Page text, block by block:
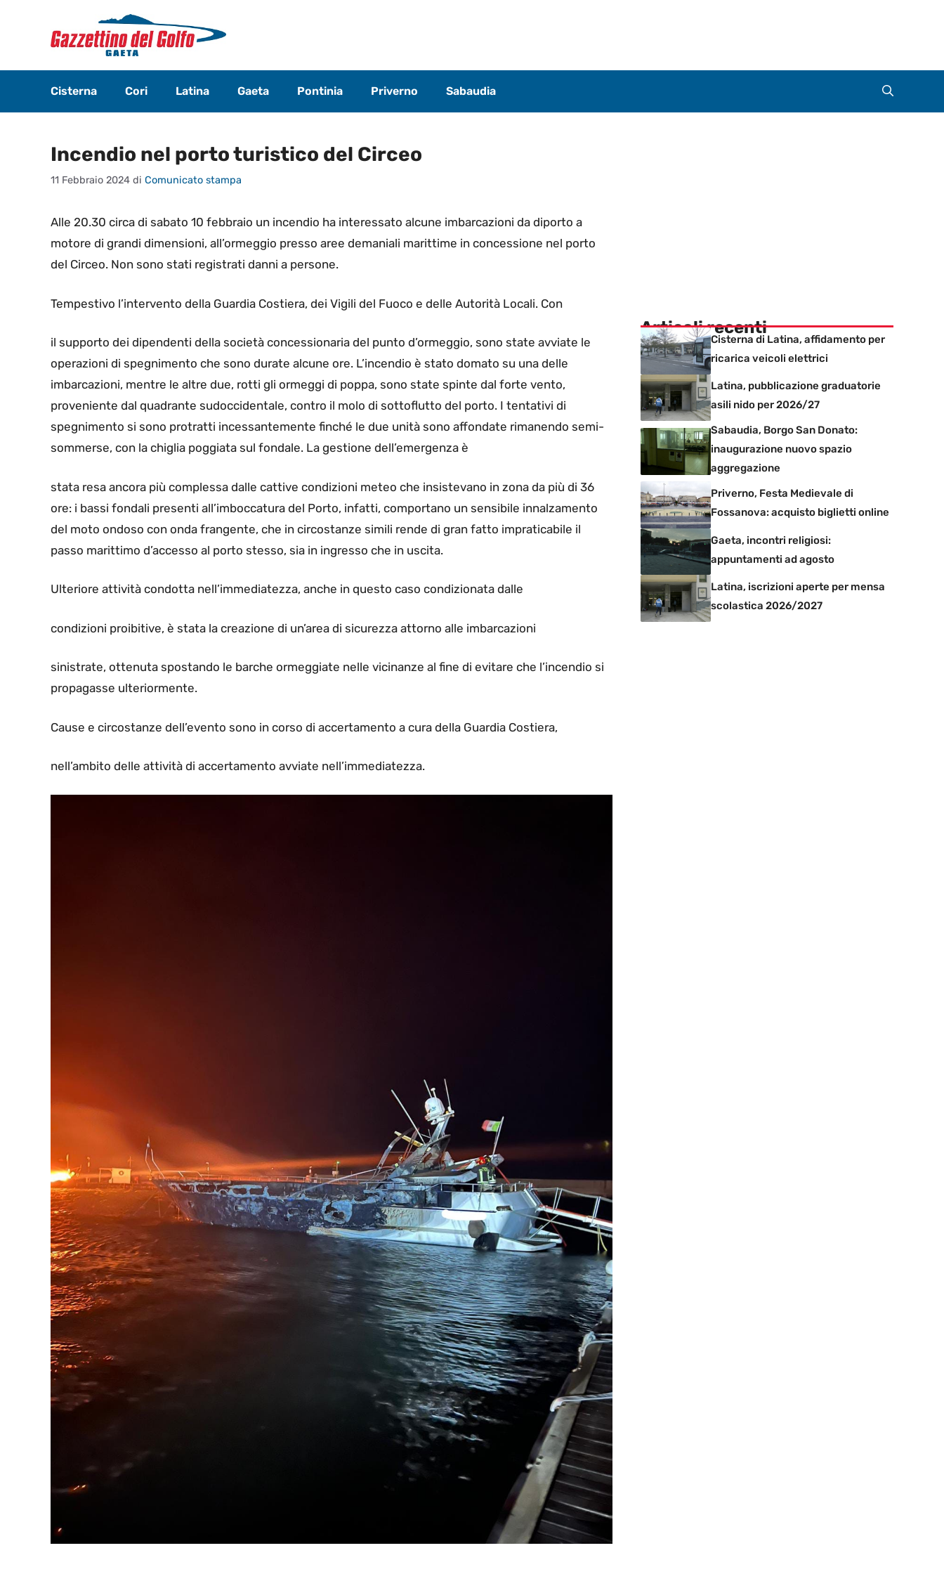
contenuto
Cisterna Cori Latina Gaeta Pontinia Priverno Sabaudia
Incendio nel porto turistico del Circeo
11 Febbraio 2024 di Comunicato stampa
Alle 20.30 circa di sabato 10 febbraio un incendio ha interessato alcune imbarcazioni da diporto a
motore di grandi dimensioni, all’ormeggio presso aree demaniali marittime in concessione nel porto
del Circeo. Non sono stati registrati danni a persone.
Tempestivo l’intervento della Guardia Costiera, dei Vigili del Fuoco e delle Autorità Locali. Con
il supporto dei dipendenti della società concessionaria del punto d’ormeggio, sono state avviate le
operazioni di spegnimento che sono durate alcune ore. L’incendio è stato domato su una delle
imbarcazioni, mentre le altre due, rotti gli ormeggi di poppa, sono state spinte dal forte vento,
proveniente dal quadrante sudoccidentale, contro il molo di sottoflutto del porto. I tentativi di
spegnimento si sono protratti incessantemente finché le due unità sono affondate rimanendo semi-
sommerse, con la chiglia poggiata sul fondale. La gestione dell’emergenza è
stata resa ancora più complessa dalle cattive condizioni meteo che insistevano in zona da più di 36
ore: i bassi fondali presenti all’imboccatura del Porto, infatti, comportano un sensibile innalzamento
del moto ondoso con onda frangente, che in circostanze simili rende di gran fatto impraticabile il
passo marittimo d’accesso al porto stesso, sia in ingresso che in uscita.
Ulteriore attività condotta nell’immediatezza, anche in questo caso condizionata dalle
condizioni proibitive, è stata la creazione di un’area di sicurezza attorno alle imbarcazioni
sinistrate, ottenuta spostando le barche ormeggiate nelle vicinanze al fine di evitare che l’incendio si
propagasse ulteriormente.
Cause e circostanze dell’evento sono in corso di accertamento a cura della Guardia Costiera,
nell’ambito delle attività di accertamento avviate nell’immediatezza.
Articoli recenti
Cisterna di Latina, affidamento per
ricarica veicoli elettrici
Latina, pubblicazione graduatorie
asili nido per 2026/27
Sabaudia, Borgo San Donato:
inaugurazione nuovo spazio
aggregazione
Priverno, Festa Medievale di
Fossanova: acquisto biglietti online
Gaeta, incontri religiosi:
appuntamenti ad agosto
Latina, iscrizioni aperte per mensa
scolastica 2026/2027